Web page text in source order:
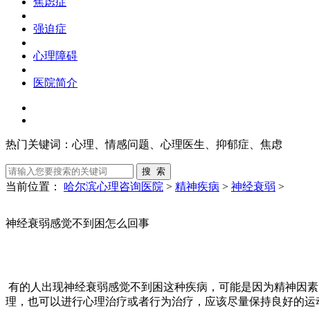
强迫症
心理障碍
医院简介
热门关键词： 心理、情感问题、心理医生、抑郁症、焦虑
当前位置： 哈尔滨心理咨询医院 > 精神疾病 > 神经衰弱 >
神经衰弱感觉不到困怎么回事
有的人出现神经衰弱感觉不到困这种疾病，可能是因为精神因
理，也可以进行心理治疗或者行为治疗，应该尽量保持良好的运